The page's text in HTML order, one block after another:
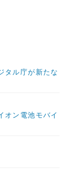
タル庁が新たな
オン電池モバイ